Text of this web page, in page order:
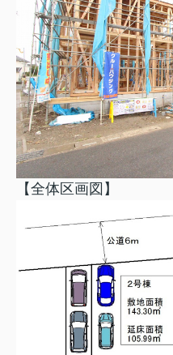
【全体区画図】